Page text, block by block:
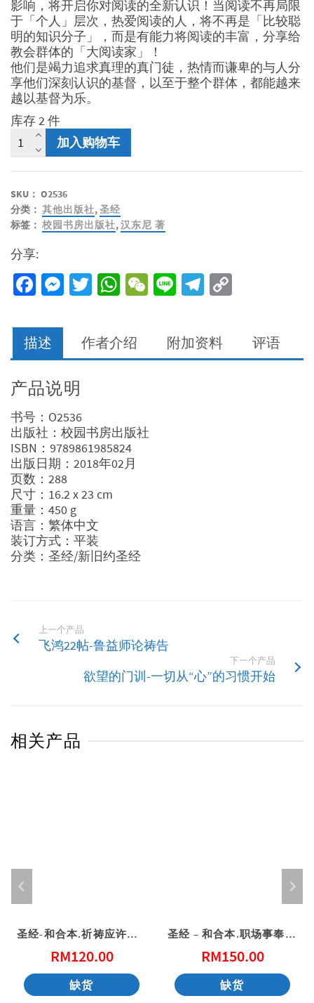
影响，将开启你对阅读的全新认识！当阅读不再局限
于「个人」层次，热爱阅读的人，将不再是「比较聪
明的知识分子」，而是有能力将阅读的丰富，分享给
教会群体的「大阅读家」！
他们是竭力追求真理的真门徒，热情而谦卑的与人分
享他们深刻认识的基督，以至于整个群体，都能越来
越以基督为乐。
库存 2 件
大
阅
数
量
加入购物车
SKU： O2536
分类： 其他出版社,圣经
标签： 校园书房出版社,汉东尼 著
分享:
Facebook
Messenger
Twitter
WhatsApp
WeChat
LineTelegram
描述 作者介绍 附加资料 评语
产品说明
书号：O2536
出版社：校园书房出版社
ISBN：9789861985824
出版日期：2018年02月
页数：288
尺寸：16.2 x 23 cm
重量：450 g
语言：繁体中文
装订方式：平装
分类：圣经/新旧约圣经
上一个产品
飞鸿22帖-鲁益师论祷告
下一个产品
欲望的门训-一切从“心”的习惯开始
相关产品
圣经-和合本.祈祷应许版.拇指版.蓝色仿皮面.银边.拉链（简体）
RM120.00
缺货
圣经 – 和合本.职场事奉版. 红色仿皮面.金边（简体）
RM150.00
缺货